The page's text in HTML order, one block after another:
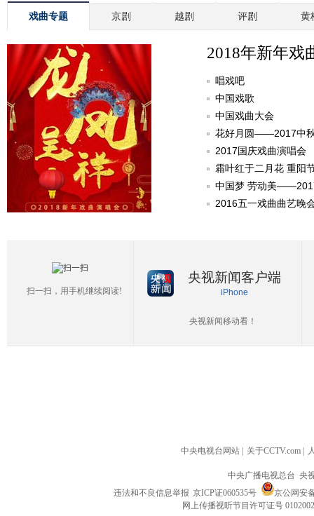
戏曲专题 京剧 越剧 评剧 黄
2018年新年戏
唱戏吧
中国戏歌
中国戏曲大会
花好月圆——2017中
2017国庆戏曲演唱会
霜叶红于二月花 重阳
中国梦 劳动美
2016五一戏曲曲艺晚
扫一扫，用手机继续阅读!
央视新闻客户端
iPhone
央视新闻移动看！
中央电视台网站 关于CCTV.com
中央广播电视总台 央
违法和不良信息举报 京ICP证060535号
京公网安
网上传播视听节目许可证号